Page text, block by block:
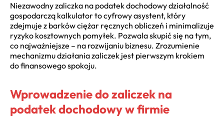
Niezawodny zaliczka na podatek dochodowy działalność
gospodarczą kalkulator to cyfrowy asystent, który
zdejmuje z barków ciężar ręcznych obliczeń i minimalizuje
ryzyko kosztownych pomyłek. Pozwala skupić się na tym,
co najważniejsze – na rozwijaniu biznesu. Zrozumienie
mechanizmu działania zaliczek jest pierwszym krokiem
do finansowego spokoju.
Wprowadzenie do zaliczek na
podatek dochodowy w firmie